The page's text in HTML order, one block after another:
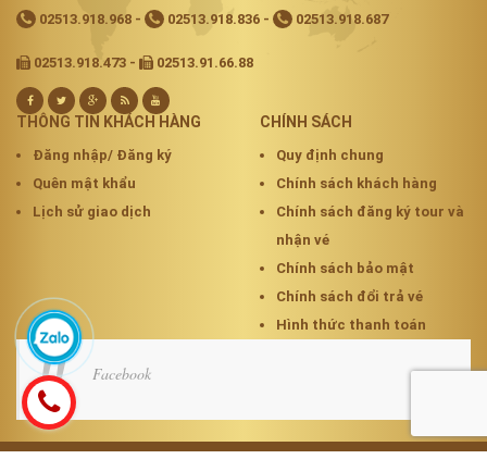
02513.918.968 - 02513.918.836 - 02513.918.687
02513.918.473 - 02513.91.66.88
THÔNG TIN KHÁCH HÀNG
Đăng nhập/ Đăng ký
Quên mật khẩu
Lịch sử giao dịch
CHÍNH SÁCH
Quy định chung
Chính sách khách hàng
Chính sách đăng ký tour và
nhận vé
Chính sách bảo mật
Chính sách đổi trả vé
Hình thức thanh toán
Facebook